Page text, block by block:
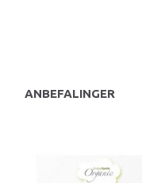
ANBEFALINGER